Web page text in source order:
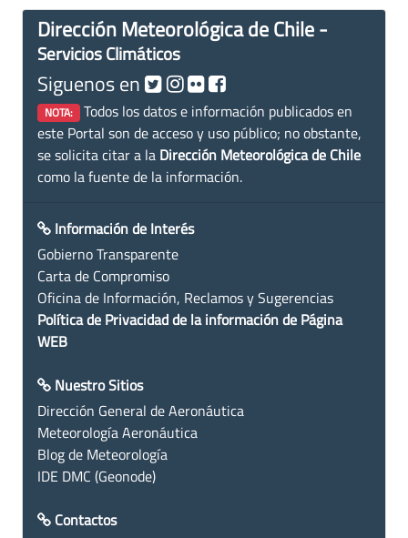
Dirección Meteorológica de Chile -
Servicios Climáticos
Siguenos en
NOTA: Todos los datos e información publicados en
este Portal son de acceso y uso público; no obstante,
se solicita citar a la Dirección Meteorológica de Chile
como la fuente de la información.
Información de Interés
Gobierno Transparente
Carta de Compromiso
Oficina de Información, Reclamos y Sugerencias
Política de Privacidad de la información de Página
WEB
Nuestro Sitios
Dirección General de Aeronáutica
Meteorología Aeronáutica
Blog de Meteorología
IDE DMC (Geonode)
Contactos